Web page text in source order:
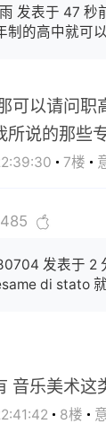
发表于 47 秒
制的高中就可
可以请问职
所说的那些
7楼
发表于 2
di stato
音乐美术这
8楼